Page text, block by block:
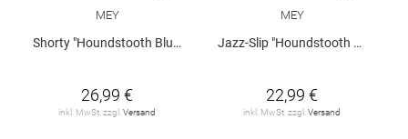
MEY
Shorty "Houndstooth Blue"
26,99 €
inkl. MwSt. zzgl.Versand
MEY
Jazz-Slip "Houndstooth Blue"
22,99 €
inkl. MwSt. zzgl.Versand